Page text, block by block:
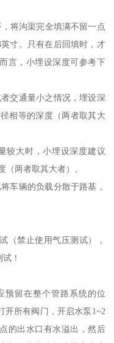
将沟渠完全填满不留一点
寸。只有在后回填时，才
言，小埋设深度可参考下
交通量小之情况，埋设深
相等的深度（两者取其大
较大时，小埋设深度建议
（两者取其大者）。
车辆的负载分散于路基，
（禁止使用气压测试），
！
预留在整个管路系统的位
开所有阀门，开启水泵1~2
的出水口有水溢出，然后